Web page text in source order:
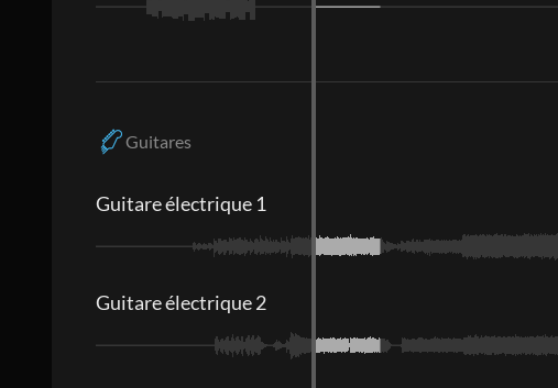
Guitares
Guitare électrique 1
Guitare électrique 2